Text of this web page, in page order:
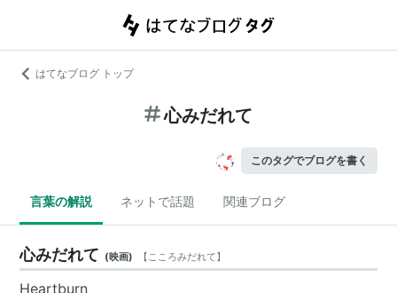
はてなブログ トップ
心みだれて
このタグでブログを書く
言葉の解説 ネットで話題 関連ブログ
心みだれて (映画) 【こころみだれて】
Heartburn